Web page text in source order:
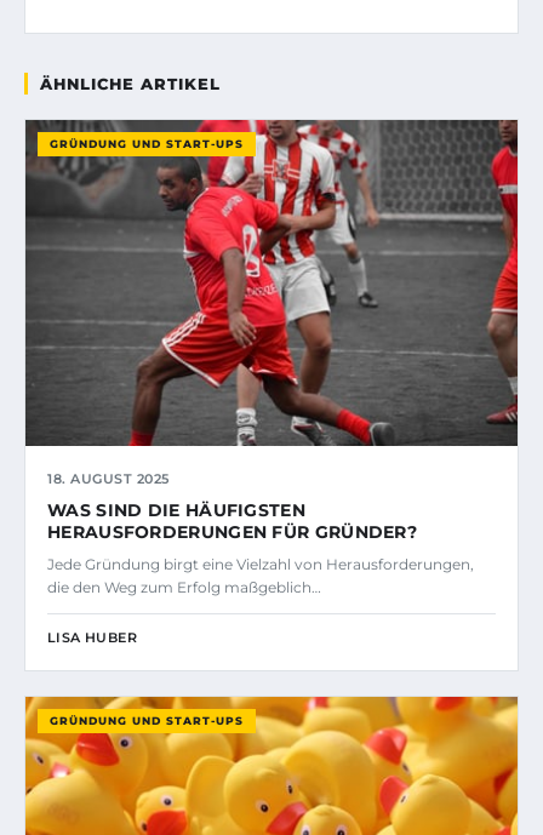
ÄHNLICHE ARTIKEL
GRÜNDUNG UND START-UPS
18. AUGUST 2025
WAS SIND DIE HÄUFIGSTEN
HERAUSFORDERUNGEN FÜR GRÜNDER?
Jede Gründung birgt eine Vielzahl von Herausforderungen,
die den Weg zum Erfolg maßgeblich…
LISA HUBER
GRÜNDUNG UND START-UPS